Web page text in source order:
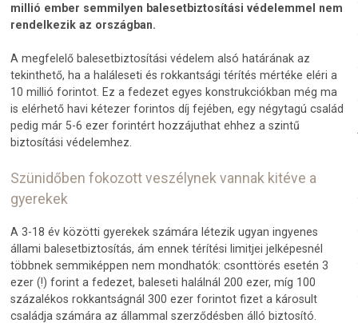
millió ember semmilyen balesetbiztosítási védelemmel nem
rendelkezik az országban.
A megfelelő balesetbiztosítási védelem alsó határának az
tekinthető, ha a haláleseti és rokkantsági térítés mértéke eléri a
10 millió forintot. Ez a fedezet egyes konstrukciókban még ma
is elérhető havi kétezer forintos díj fejében, egy négytagú család
pedig már 5-6 ezer forintért hozzájuthat ehhez a szintű
biztosítási védelemhez.
Szünidőben fokozott veszélynek vannak kitéve a
gyerekek
A 3-18 év közötti gyerekek számára létezik ugyan ingyenes
állami balesetbiztosítás, ám ennek térítési limitjei jelképesnél
többnek semmiképpen nem mondhatók: csonttörés esetén 3
ezer (!) forint a fedezet, baleseti halálnál 200 ezer, míg 100
százalékos rokkantságnál 300 ezer forintot fizet a károsult
családja számára az állammal szerződésben álló biztosító.